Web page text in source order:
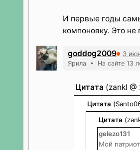
И первые годы
компоновку. Это
goddog2009 3
Ярила • На сайте 13
Цитата (zankl @
Цитата
Цитата
gelezo131
Мой